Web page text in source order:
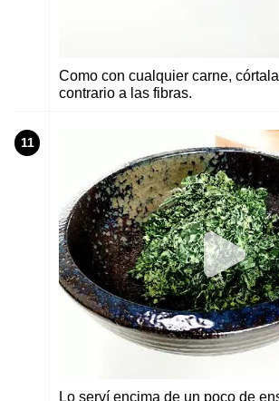
Como con cualquier carne,
contrario a las fibras.
11
Lo serví encima de un poco de